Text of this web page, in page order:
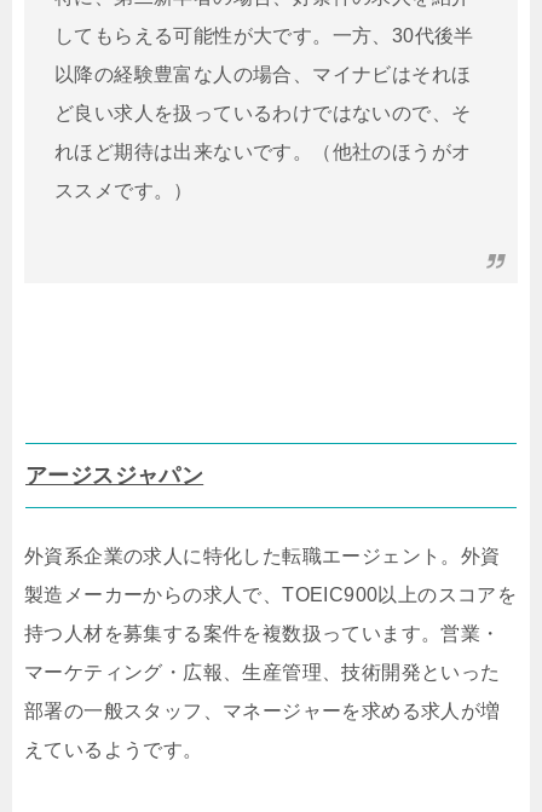
してもらえる可能性が大です。一方、30代後半
以降の経験豊富な人の場合、マイナビはそれほ
ど良い求人を扱っているわけではないので、そ
れほど期待は出来ないです。（他社のほうがオ
ススメです。）
アージスジャパン
外資系企業の求人に特化した転職エージェント。外資
製造メーカーからの求人で、TOEIC900以上のスコアを
持つ人材を募集する案件を複数扱っています。営業・
マーケティング・広報、生産管理、技術開発といった
部署の一般スタッフ、マネージャーを求める求人が増
えているようです。